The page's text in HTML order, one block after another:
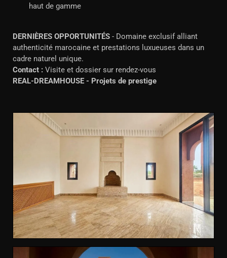
haut de gamme
DERNIÈRES OPPORTUNITÉS - Domaine exclusif alliant
authenticité marocaine et prestations luxueuses dans un
cadre naturel unique.
Contact : Visite et dossier sur rendez-vous
REAL-DREAMHOUSE - Projets de prestige